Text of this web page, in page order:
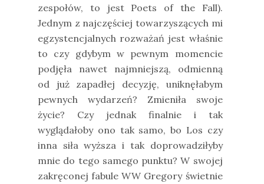
zespołów, to jest Poets of the Fall).
Jednym z najczęściej towarzyszących mi
egzystencjalnych rozważań jest właśnie
to czy gdybym w pewnym momencie
podjęła nawet najmniejszą, odmienną
od już zapadłej decyzję, uniknęłabym
pewnych wydarzeń? Zmieniła swoje
życie? Czy jednak finalnie i tak
wyglądałoby ono tak samo, bo Los czy
inna siła wyższa i tak doprowadziłyby
mnie do tego samego punktu? W swojej
zakręconej fabule WW Gregory świetnie